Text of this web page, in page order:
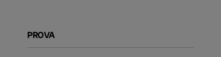
PROVA